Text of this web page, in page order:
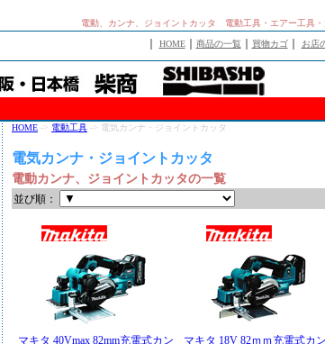
電動、カンナ、ジョイントカッタ 電動工具・エアー工具・
HOME｜ 商品の一覧 買物カゴ｜ お店
HOME -> 電動工具 -> 電気カンナ・ジョイントカッタ
電気カンナ・ジョイントカッタ
電動カンナ、ジョイントカッタの一覧
並び順：
マキタ 40Vmax 82mm充電式カン
マキタ 18V 82ｍｍ充電式カ